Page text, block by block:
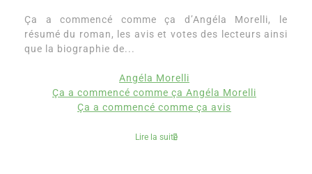
Ça a commencé comme ça d’Angéla Morelli, le
résumé du roman, les avis et votes des lecteurs ainsi
que la biographie de...
Angéla Morelli
Ça a commencé comme ça Angéla Morelli
Ça a commencé comme ça avis
Lire la suite